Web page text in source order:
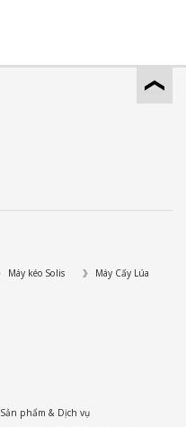
Máy kéo Solis
Máy Cấy Lúa
Sản phẩm & Dịch vụ